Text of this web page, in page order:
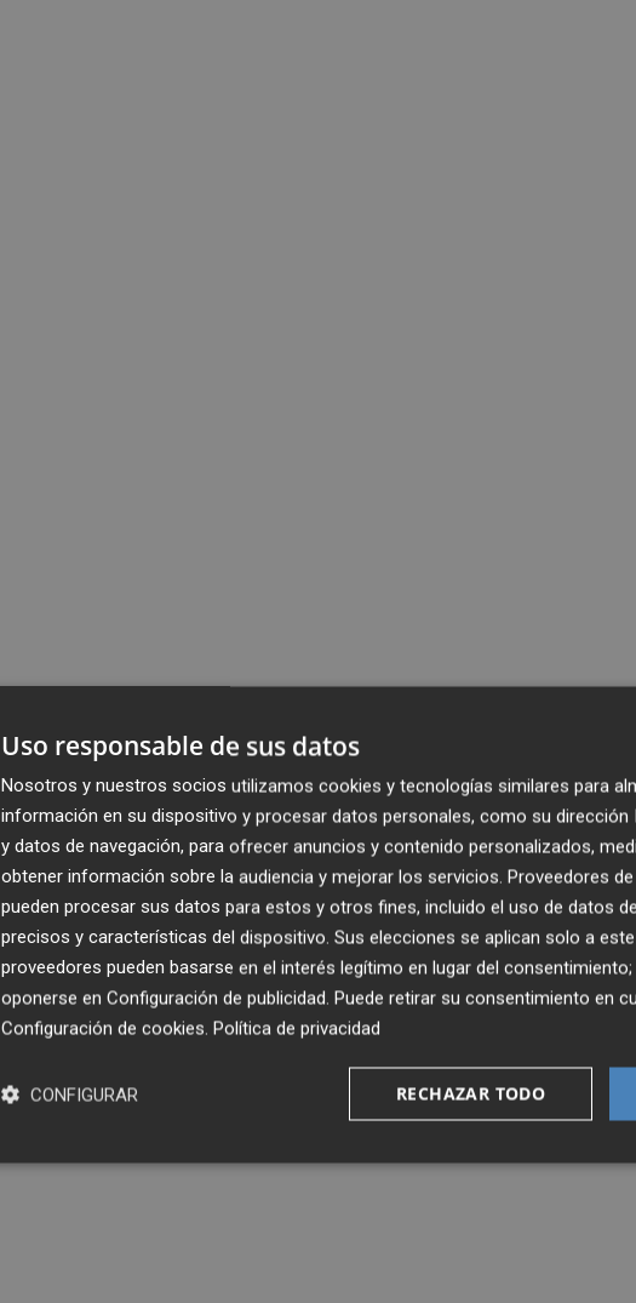
Uso responsable de sus datos
Nosotros y nuestros socios utilizamos cookies y tecnologías similares para
información en su dispositivo y procesar datos personales, como su dirección
y datos de navegación, para ofrecer anuncios y contenido personalizados,
obtener información sobre la audiencia y mejorar los servicios. Proveedores
pueden procesar sus datos para estos y otros fines, incluido el uso de datos
precisos y características del dispositivo. Sus elecciones se aplican solo a
proveedores pueden basarse en el interés legítimo en lugar del
oponerse en Configuración de publicidad. Puede retirar su consentimiento en
Configuración de cookies. Política de privacidad
RECHAZAR TODO
CONFIGURAR